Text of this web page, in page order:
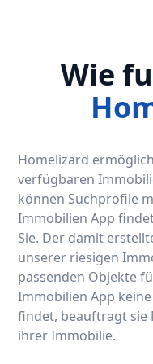
Wie
Homelizard
verfügbaren
können Suchprofile
Immobilien App
Sie. Der damit
unserer riesigen
passenden Objekte
Immobilien App
findet, beauftragt sie
ihrer Immobilie.